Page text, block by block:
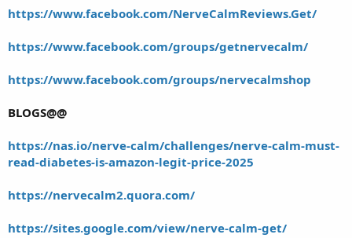
https://www.facebook.com/NerveCalmReviews.Get/
https://www.facebook.com/groups/getnervecalm/
https://www.facebook.com/groups/nervecalmshop
BLOGS@@
https://nas.io/nerve-calm/challenges/nerve-calm-must-
read-diabetes-is-amazon-legit-price-2025
https://nervecalm2.quora.com/
https://sites.google.com/view/nerve-calm-get/